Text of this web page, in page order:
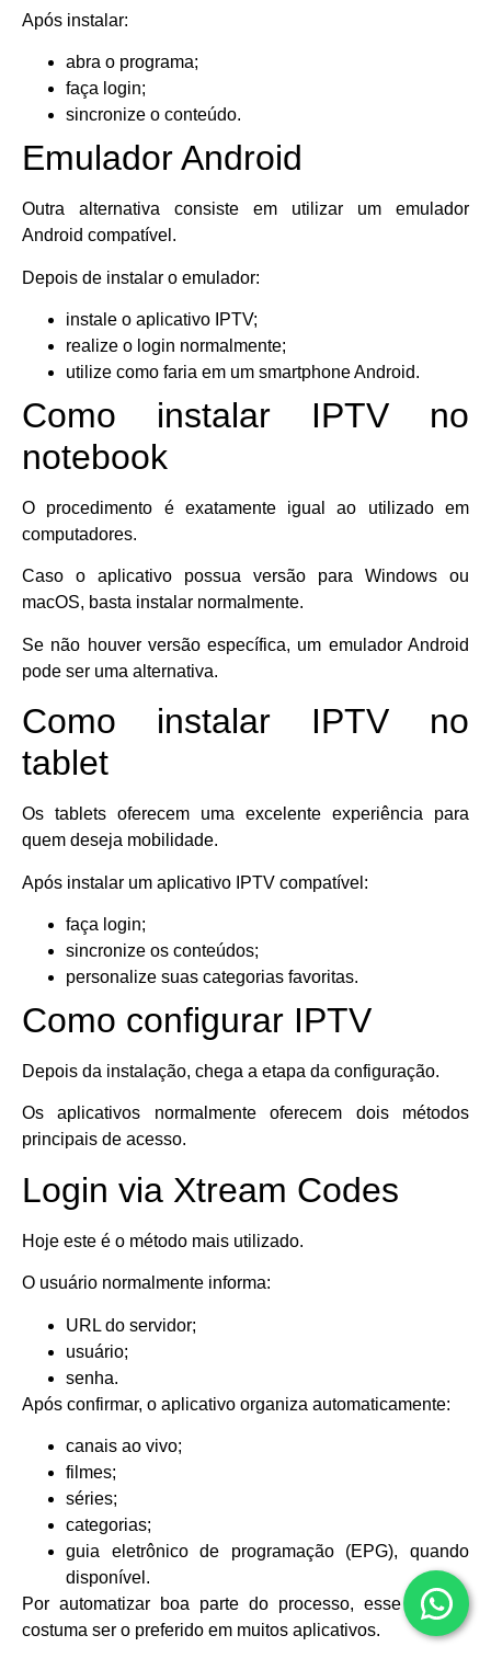
Após instalar:
abra o programa;
faça login;
sincronize o conteúdo.
Emulador Android
Outra alternativa consiste em utilizar um emulador
Android compatível.
Depois de instalar o emulador:
instale o aplicativo IPTV;
realize o login normalmente;
utilize como faria em um smartphone Android.
Como instalar IPTV no
notebook
O procedimento é exatamente igual ao utilizado em
computadores.
Caso o aplicativo possua versão para Windows ou
macOS, basta instalar normalmente.
Se não houver versão específica, um emulador Android
pode ser uma alternativa.
Como instalar IPTV no
tablet
Os tablets oferecem uma excelente experiência para
quem deseja mobilidade.
Após instalar um aplicativo IPTV compatível:
faça login;
sincronize os conteúdos;
personalize suas categorias favoritas.
Como configurar IPTV
Depois da instalação, chega a etapa da configuração.
Os aplicativos normalmente oferecem dois métodos
principais de acesso.
Login via Xtream Codes
Hoje este é o método mais utilizado.
O usuário normalmente informa:
URL do servidor;
usuário;
senha.
Após confirmar, o aplicativo organiza automaticamente:
canais ao vivo;
filmes;
séries;
categorias;
guia eletrônico de programação (EPG), quando
disponível.
Por automatizar boa parte do processo, esse método
costuma ser o preferido em muitos aplicativos.